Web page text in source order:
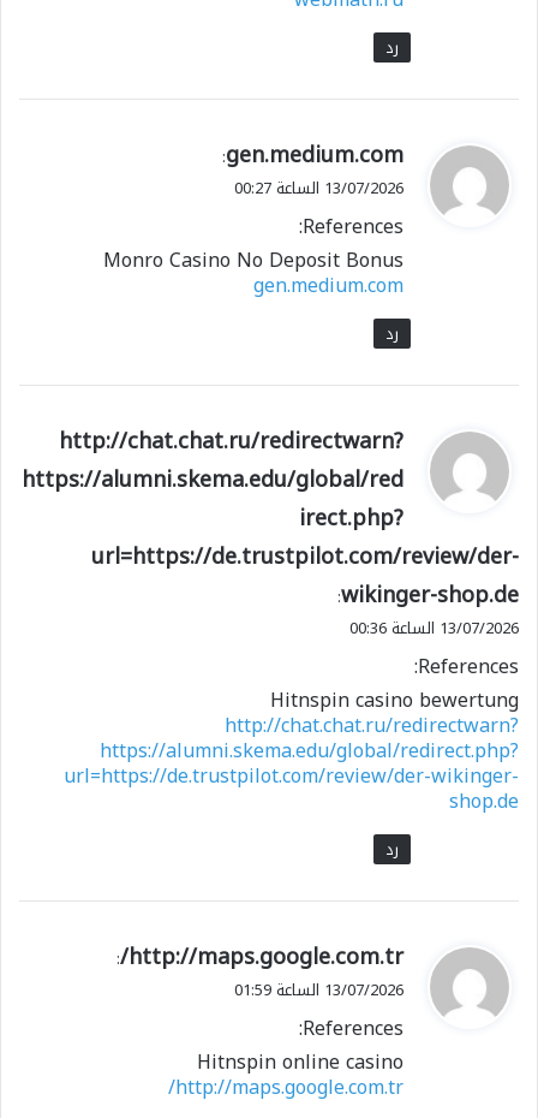
رد
ي
ق
ل
gen.medium.com
:
13/07/2026 الساعة 00:27
References:
Monro Casino No Deposit Bonus
gen.medium.com
رد
ي
ق
و
ل
http://chat.chat.ru/redirectwarn?
https://alumni.skema.edu/global/red
irect.php?
url=https://de.trustpilot.com/review/der-
wikinger-shop.de
:
13/07/2026 الساعة 00:36
References:
Hitnspin casino bewertung
http://chat.chat.ru/redirectwarn?
https://alumni.skema.edu/global/redirect.php?
url=https://de.trustpilot.com/review/der-wikinger-
shop.de
رد
ي
ق
ل
http://maps.google.com.tr/
:
13/07/2026 الساعة 01:59
References:
Hitnspin online casino
http://maps.google.com.tr/